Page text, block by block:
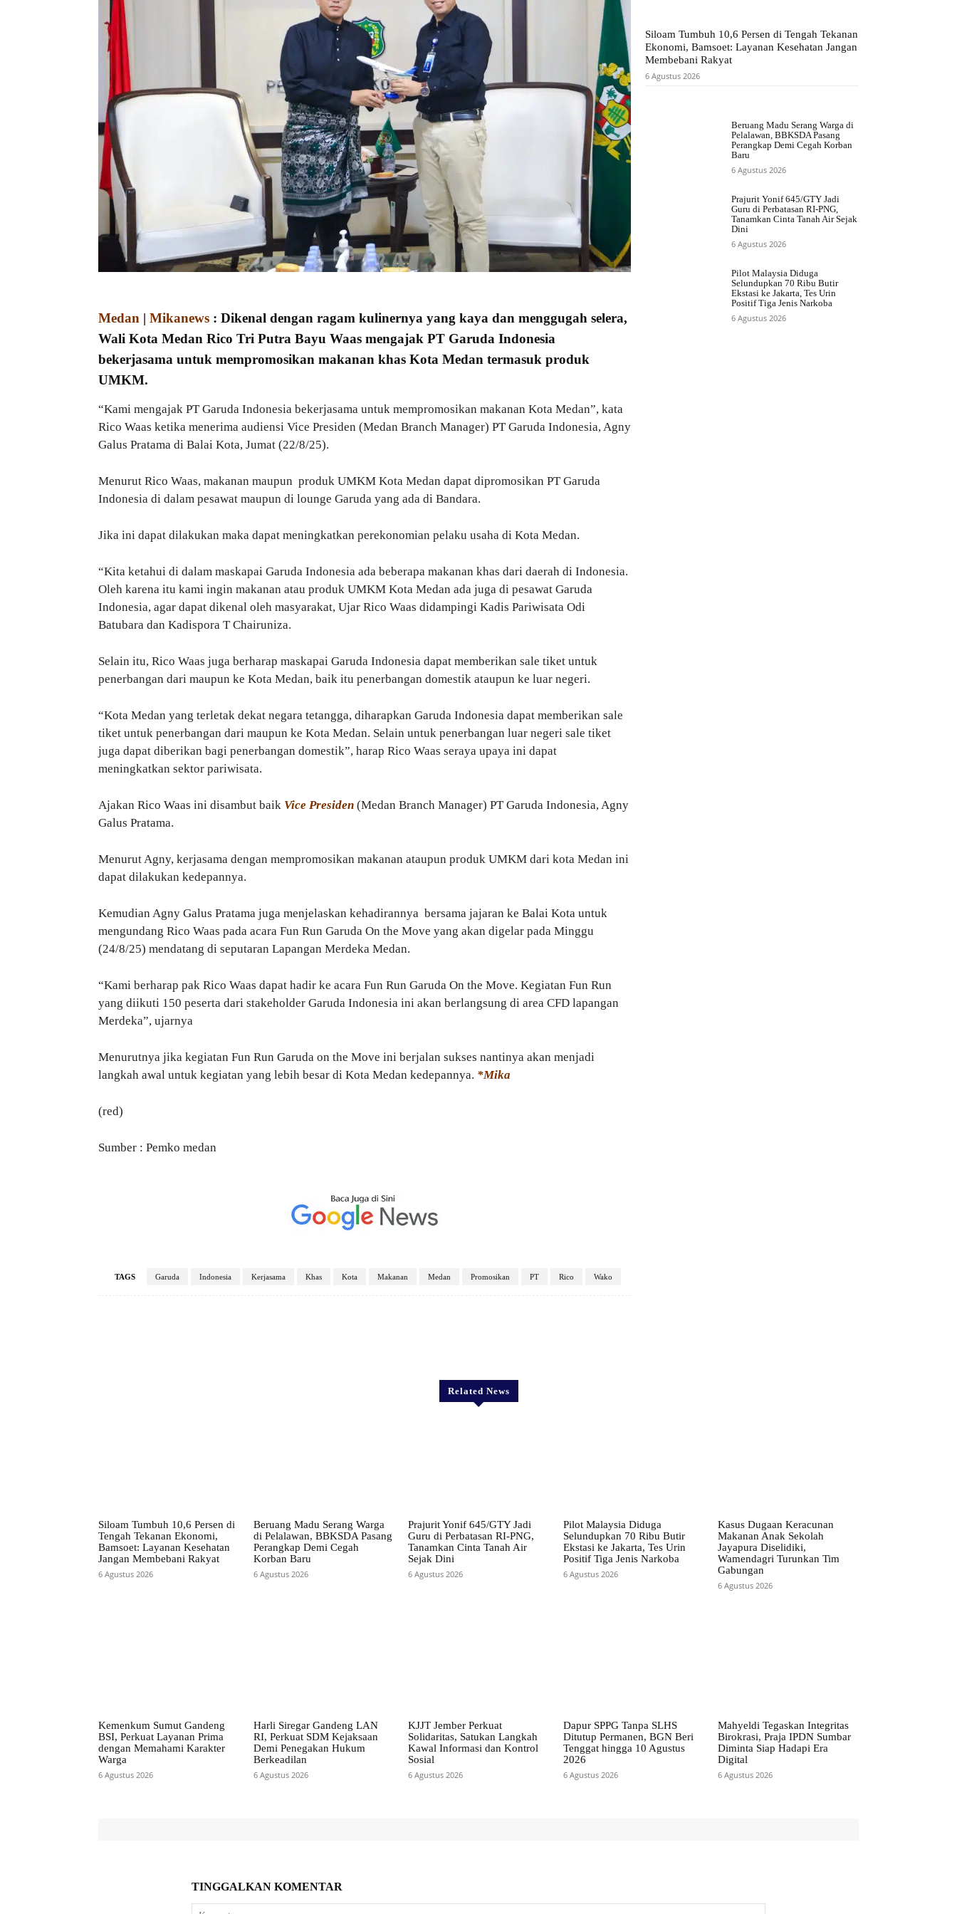
Medan | Mikanews : Dikenal dengan ragam kulinernya yang kaya dan menggugah selera,
Wali Kota Medan Rico Tri Putra Bayu Waas mengajak PT Garuda Indonesia
bekerjasama untuk mempromosikan makanan khas Kota Medan termasuk produk
UMKM.
“Kami mengajak PT Garuda Indonesia bekerjasama untuk mempromosikan makanan Kota Medan”, kata
Rico Waas ketika menerima audiensi Vice Presiden (Medan Branch Manager) PT Garuda Indonesia, Agny
Galus Pratama di Balai Kota, Jumat (22/8/25).
Menurut Rico Waas, makanan maupun produk UMKM Kota Medan dapat dipromosikan PT Garuda
Indonesia di dalam pesawat maupun di lounge Garuda yang ada di Bandara.
Jika ini dapat dilakukan maka dapat meningkatkan perekonomian pelaku usaha di Kota Medan.
“Kita ketahui di dalam maskapai Garuda Indonesia ada beberapa makanan khas dari daerah di Indonesia.
Oleh karena itu kami ingin makanan atau produk UMKM Kota Medan ada juga di pesawat Garuda
Indonesia, agar dapat dikenal oleh masyarakat, Ujar Rico Waas didampingi Kadis Pariwisata Odi
Batubara dan Kadispora T Chairuniza.
Selain itu, Rico Waas juga berharap maskapai Garuda Indonesia dapat memberikan sale tiket untuk
penerbangan dari maupun ke Kota Medan, baik itu penerbangan domestik ataupun ke luar negeri.
“Kota Medan yang terletak dekat negara tetangga, diharapkan Garuda Indonesia dapat memberikan sale
tiket untuk penerbangan dari maupun ke Kota Medan. Selain untuk penerbangan luar negeri sale tiket
juga dapat diberikan bagi penerbangan domestik”, harap Rico Waas seraya upaya ini dapat
meningkatkan sektor pariwisata.
Ajakan Rico Waas ini disambut baik Vice Presiden (Medan Branch Manager) PT Garuda Indonesia, Agny
Galus Pratama.
Menurut Agny, kerjasama dengan mempromosikan makanan ataupun produk UMKM dari kota Medan ini
dapat dilakukan kedepannya.
Kemudian Agny Galus Pratama juga menjelaskan kehadirannya bersama jajaran ke Balai Kota untuk
mengundang Rico Waas pada acara Fun Run Garuda On the Move yang akan digelar pada Minggu
(24/8/25) mendatang di seputaran Lapangan Merdeka Medan.
“Kami berharap pak Rico Waas dapat hadir ke acara Fun Run Garuda On the Move. Kegiatan Fun Run
yang diikuti 150 peserta dari stakeholder Garuda Indonesia ini akan berlangsung di area CFD lapangan
Merdeka”, ujarnya
Menurutnya jika kegiatan Fun Run Garuda on the Move ini berjalan sukses nantinya akan menjadi
langkah awal untuk kegiatan yang lebih besar di Kota Medan kedepannya. *Mika
(red)
Sumber : Pemko medan
TAGS Garuda Indonesia Kerjasama Khas Kota Makanan Medan Promosikan PT Rico Wako
Siloam Tumbuh 10,6 Persen di Tengah Tekanan
Ekonomi, Bamsoet: Layanan Kesehatan Jangan
Membebani Rakyat
6 Agustus 2026
Beruang Madu Serang Warga di
Pelalawan, BBKSDA Pasang
Perangkap Demi Cegah Korban
Baru
6 Agustus 2026
Prajurit Yonif 645/GTY Jadi
Guru di Perbatasan RI-PNG,
Tanamkan Cinta Tanah Air Sejak
Dini
6 Agustus 2026
Pilot Malaysia Diduga
Selundupkan 70 Ribu Butir
Ekstasi ke Jakarta, Tes Urin
Positif Tiga Jenis Narkoba
6 Agustus 2026
Related News
Siloam Tumbuh 10,6 Persen di
Tengah Tekanan Ekonomi,
Bamsoet: Layanan Kesehatan
Jangan Membebani Rakyat
6 Agustus 2026
Beruang Madu Serang Warga
di Pelalawan, BBKSDA Pasang
Perangkap Demi Cegah
Korban Baru
6 Agustus 2026
Prajurit Yonif 645/GTY Jadi
Guru di Perbatasan RI-PNG,
Tanamkan Cinta Tanah Air
Sejak Dini
6 Agustus 2026
Pilot Malaysia Diduga
Selundupkan 70 Ribu Butir
Ekstasi ke Jakarta, Tes Urin
Positif Tiga Jenis Narkoba
6 Agustus 2026
Kasus Dugaan Keracunan
Makanan Anak Sekolah
Jayapura Diselidiki,
Wamendagri Turunkan Tim
Gabungan
6 Agustus 2026
Kemenkum Sumut Gandeng
BSI, Perkuat Layanan Prima
dengan Memahami Karakter
Warga
6 Agustus 2026
Harli Siregar Gandeng LAN
RI, Perkuat SDM Kejaksaan
Demi Penegakan Hukum
Berkeadilan
6 Agustus 2026
KJJT Jember Perkuat
Solidaritas, Satukan Langkah
Kawal Informasi dan Kontrol
Sosial
6 Agustus 2026
Dapur SPPG Tanpa SLHS
Ditutup Permanen, BGN Beri
Tenggat hingga 10 Agustus
2026
6 Agustus 2026
Mahyeldi Tegaskan Integritas
Birokrasi, Praja IPDN Sumbar
Diminta Siap Hadapi Era
Digital
6 Agustus 2026
TINGGALKAN KOMENTAR